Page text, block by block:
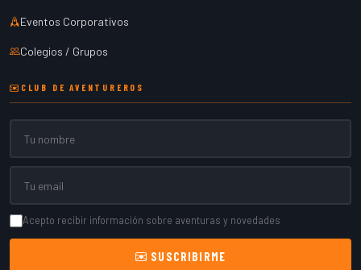
Eventos Corporativos
Colegios / Grupos
CLUB DE AVENTUREROS
Acepto recibir información sobre aventuras y novedades
SUSCRIBIRME